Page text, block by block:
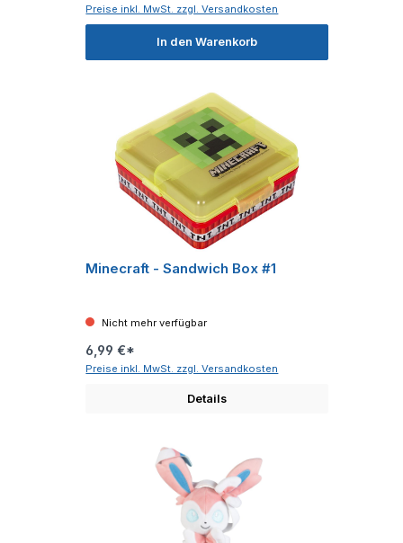
Preise inkl. MwSt. zzgl. Versandkosten
In den Warenkorb
Minecraft - Sandwich Box #1
Nicht mehr verfügbar
6,99 €*
Preise inkl. MwSt. zzgl. Versandkosten
Details